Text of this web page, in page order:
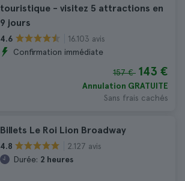
touristique - visitez 5 attractions en
9 jours
4.6
16.103 avis
Confirmation immédiate
157 € 143 €
Annulation GRATUITE
Sans frais cachés
Billets Le Roi Lion Broadway
4.8
2.127 avis
Durée: 2 heures